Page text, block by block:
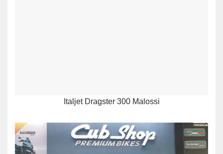
Italjet Dragster 300 Malossi